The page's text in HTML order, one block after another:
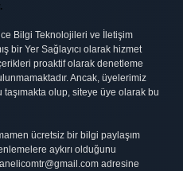
Bilgi Teknolojileri ve İletişim
bir Yer Sağlayıcı olarak hizmet
proaktif olarak denetleme
Ancak, üyelerimiz
olup, siteye üye olarak bu
ücretsiz bir bilgi paylaşım
aykırı olduğunu
adresine